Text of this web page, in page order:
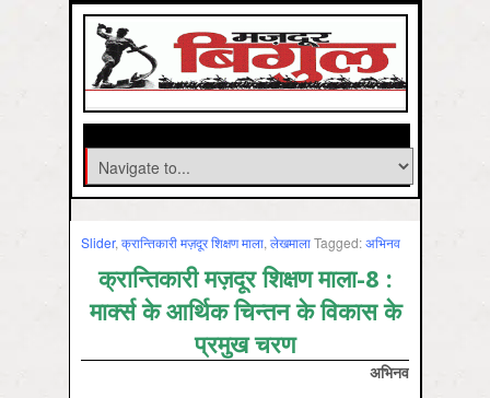
Slider, क्रान्तिकारी मज़दूर शिक्षण माला, लेखमालाTagged:अभिनव
क्रान्तिकारी मज़दूर शिक्षण माला-8 :
मार्क्स के आर्थिक चिन्तन के विकास के
प्रमुख चरण
अभिनव